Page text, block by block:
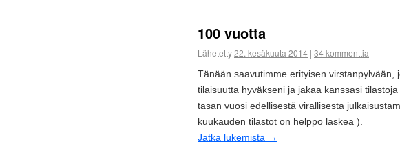
100 vuotta
Lähetetty22. kesäkuuta 2014 | 34 kommenttia
Tänään saavutimme erityisen virstanpylvään,
tilaisuutta hyväkseni ja jakaa kanssasi
tasan vuosi edellisestä virallisesta
kuukauden tilastot on helppo laskea ).
Jatka lukemista →